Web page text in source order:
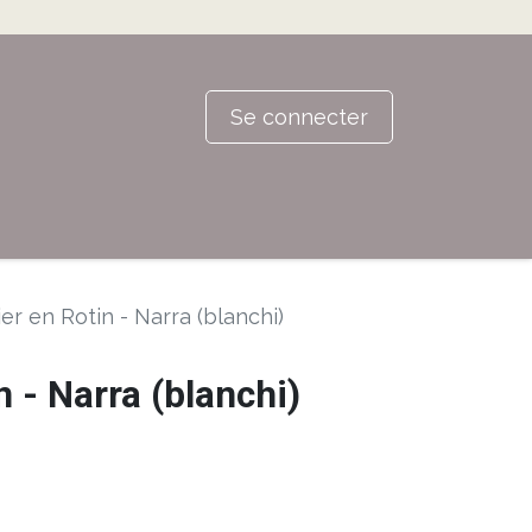
Se connecter
en Rotin - Narra (blanchi)
- Narra (blanchi)